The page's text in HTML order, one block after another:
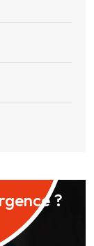
?